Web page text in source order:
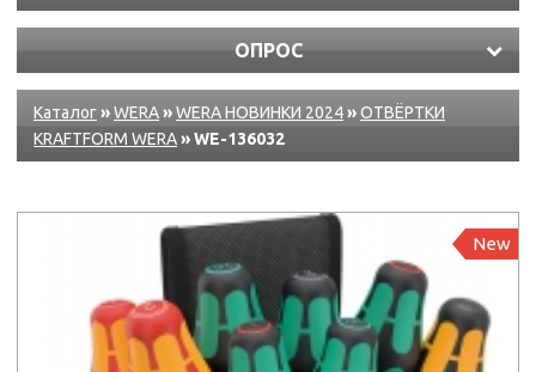
ОПРОС
Каталог»WERA»WERA НОВИНКИ 2024»ОТВЁРТКИ
KRAFTFORM WERA» WE-136032
New